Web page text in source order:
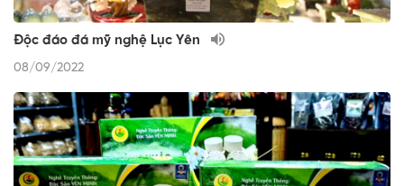
Độc đáo đá mỹ nghệ Lục Yên
08/09/2022